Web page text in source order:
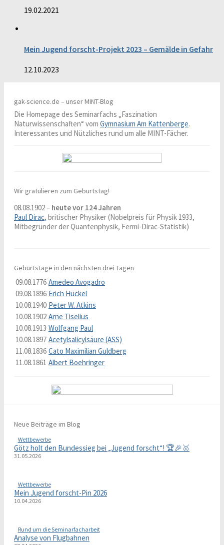
19.02.2021
Mein Jugend forscht-Projekt 2023 – Gemälde in Gefahr
12.10.2023
gak-science.de – unser MINT-Blog
Die Homepage des Seminarfachs „Faszination
Naturwissenschaften“ vom Gymnasium Am Kattenberge.
Interessantes und Nützliches rund um alle MINT-Fächer.
Wir gratulieren zum Geburtstag!
08.08.1902 – heute vor 124 Jahren
Paul Dirac, britischer Physiker (Nobelpreis für Physik 1933,
Mitbegründer der Quantenphysik, Fermi-Dirac-Statistik)
Geburtstage in den nächsten drei Tagen
09.08.1776 Amedeo Avogadro
09.08.1896 Erich Hückel
10.08.1940 Peter W. Atkins
10.08.1902 Arne Tiselius
10.08.1913 Wolfgang Paul
10.08.1897 Acetylsalicylsäure (ASS)
11.08.1836 Cato Maximilian Guldberg
11.08.1861 Albert Boehringer
Neue Beiträge im Blog
Wettbewerbe
Götz holt den Bundessieg bei „Jugend forscht“! 🏆🎉🥇
31.05.2026
Wettbewerbe
Mein Jugend forscht-Pin 2026
10.04.2026
Rund um die Seminarfacharbeit
Analyse von Flugbahnen